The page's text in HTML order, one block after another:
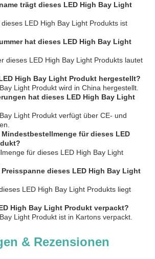
trägt dieses LED High Bay Light
LED High Bay Light Produkts ist
hat dieses LED High Bay Light
dieses LED High Bay Light Produkts lautet
High Bay Light Produkt hergestellt?
Light Produkt wird in China hergestellt.
hat dieses LED High Bay Light
Light Produkt verfügt über CE- und
für dieses LED
für dieses LED High Bay Light
dieses LED High Bay Light
LED High Bay Light Produkts liegt
High Bay Light Produkt verpackt?
Light Produkt ist in Kartons verpackt.
& Rezensionen